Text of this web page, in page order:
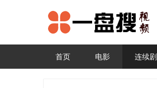
首页 电影 连续剧